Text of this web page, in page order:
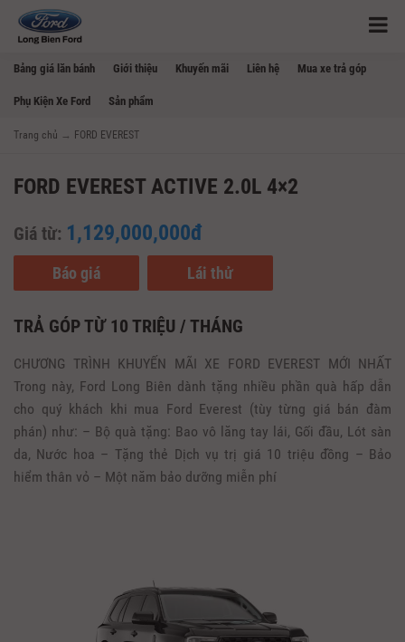
Bảng giá lăn bánh Giới thiệu Khuyến mãi Liên hệ Mua xe trả góp
Phụ Kiện Xe Ford Sản phẩm
Trang chủ → FORD EVEREST
FORD EVEREST ACTIVE 2.0L 4×2
Giá từ: 1,129,000,000đ
Báo giá Lái thử
TRẢ GÓP TỪ 10 TRIỆU / THÁNG
CHƯƠNG TRÌNH KHUYẾN MÃI XE FORD EVEREST MỚI NHẤT
Trong này, Ford Long Biên dành tặng nhiều phần quà hấp dẫn
cho quý khách khi mua Ford Everest (tùy từng giá bán đàm
phán) như: – Bộ quà tặng: Bao vô lăng tay lái, Gối đầu, Lót sàn
da, Nước hoa – Tặng thẻ Dịch vụ trị giá 10 triệu đồng – Bảo
hiểm thân vỏ – Một năm bảo dưỡng miễn phí